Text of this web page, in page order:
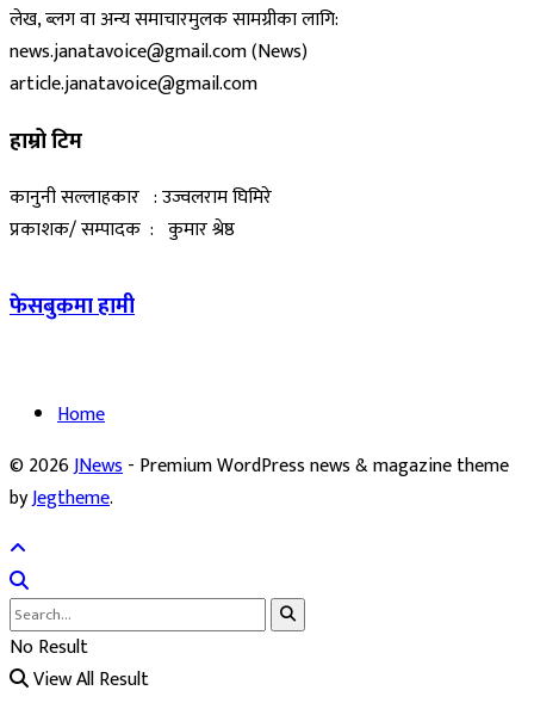
लेख, ब्लग वा अन्य समाचारमुलक सामग्रीका लागि:
news.janatavoice@gmail.com (News)
article.janatavoice@gmail.com
हाम्रो टिम
कानुनी सल्लाहकार : उज्वलराम घिमिरे
प्रकाशक/ सम्पादक : कुमार श्रेष्ठ
फेसबुकमा हामी
Home
© 2026JNews- Premium WordPress news & magazine theme
byJegtheme.
No Result
View All Result